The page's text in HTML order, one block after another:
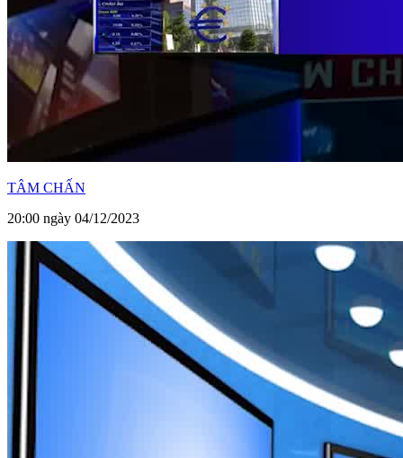
TÂM CHẤN
20:00 ngày 04/12/2023